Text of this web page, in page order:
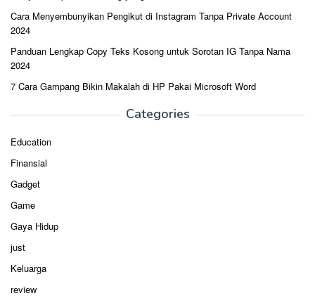
Cara Menyembunyikan Pengikut di Instagram Tanpa Private Account
2024
Panduan Lengkap Copy Teks Kosong untuk Sorotan IG Tanpa Nama
2024
7 Cara Gampang Bikin Makalah di HP Pakai Microsoft Word
Categories
Education
Finansial
Gadget
Game
Gaya Hidup
just
Keluarga
review